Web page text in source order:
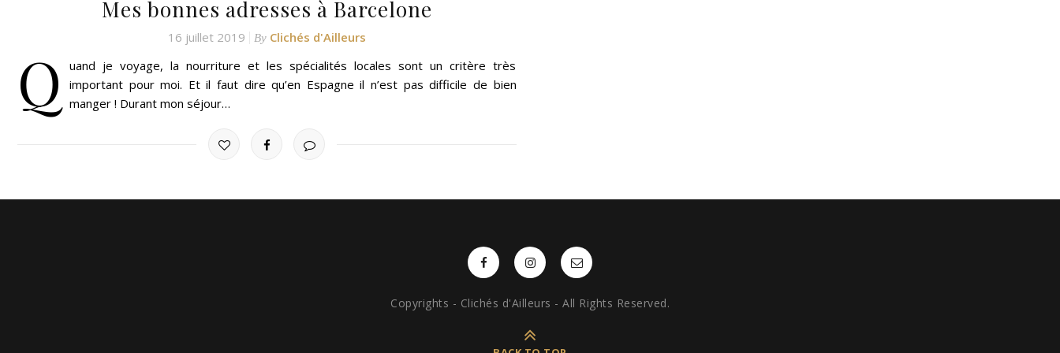
Mes bonnes adresses à Barcelone
16 juillet 2019 By Clichés d'Ailleurs
Q
uand je voyage, la nourriture et les spécialités locales sont un critère très
important pour moi. Et il faut dire qu’en Espagne il n’est pas difficile de bien
manger ! Durant mon séjour…
Copyrights - Clichés d'Ailleurs - All Rights Reserved.